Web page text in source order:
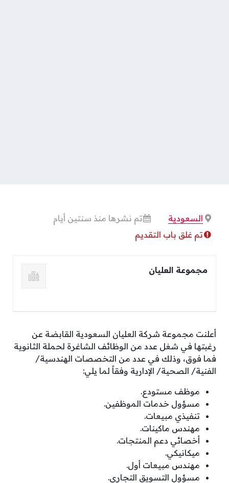
السعودية
تم نشرها منذ سنتين أيام
تم غلق باب التقديم
مجموعة العليان
أعلنت مجموعة شركة العليان السعودية القابضة عن
رغبتها في شغل عدد من الوظائف الشاغرة لحملة الثانوية
فما فوق، وذلك في عدد من التخصصات الهندسية/
الفنية/ الصحية/ الإدارية وفقاً لما يلي:
موظف مستودع.
مسؤول خدمات الموظفين.
تنفيذي مبيعات.
مهندس ماكينات.
أخصائي دعم المنتجات.
ميكانيكي.
مهندس مبيعات أول.
مسؤول التسويق التجاري.